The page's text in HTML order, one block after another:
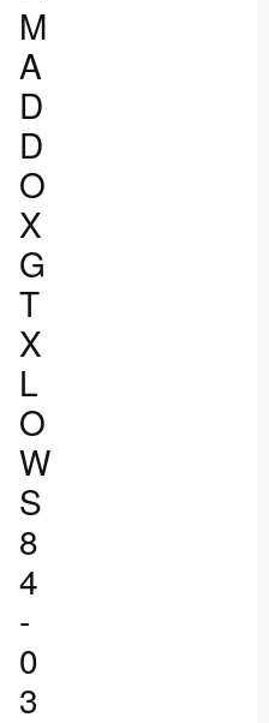
M
A
D
D
O
X
G
T
X
L
O
W
S
8
4
-
0
3